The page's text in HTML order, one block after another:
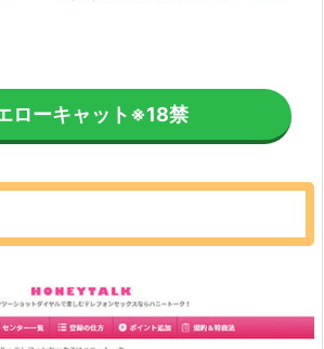
ローキャット※18禁